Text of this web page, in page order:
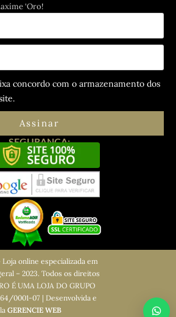
‘Oro!
concordo com o armazenamento dos
Assinar
SEGURANÇA:
Loja online especializada em
– 2023. Todos os direitos
É UMA LOJA DO GRUPO
0001-07 | Desenvolvida e
GERENCIE WEB